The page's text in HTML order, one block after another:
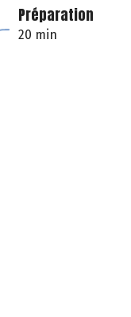
Préparation
20 min